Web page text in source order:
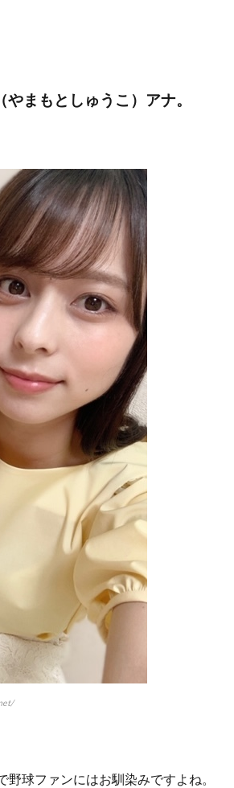
やまもとしゅうこ）アナ。
球ファンにはお馴染みですよね。